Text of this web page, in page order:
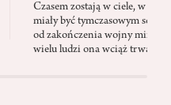
Czasem zostają w ciele, w
miały być tymczasowym
od zakończenia wojny minęły
wielu ludzi ona wciąż trwa